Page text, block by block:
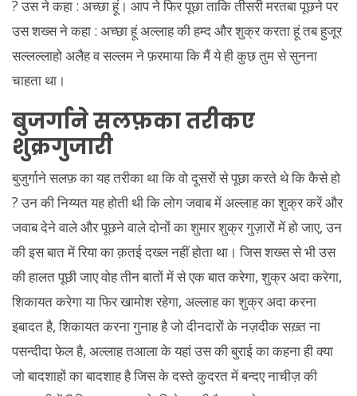
? उस ने कहा : अच्छा हूं। आप ने फिर पूछा ताकि तीसरी मरतबा पूछने पर
उस शख्स ने कहा : अच्छा हूं अल्लाह की हम्द और शुक्र करता हूं तब हुजूर
सल्लल्लाहो अलैह व सल्लम ने फ़रमाया कि मैं ये ही कुछ तुम से सुनना
चाहता था।
बुजर्गाने सलफ़का तरीकए
शुक्रगुजारी
बुजुर्गाने सलफ़ का यह तरीका था कि वो दूसरों से पूछा करते थे कि कैसे हो
? उन की निय्यत यह होती थी कि लोग जवाब में अल्लाह का शुक्र करें और
जवाब देने वाले और पूछने वाले दोनों का शुमार शुक्र गुज़ारों में हो जाए, उन
की इस बात में रिया का क़तई दख्ल नहीं होता था। जिस शख्स से भी उस
की हालत पूछी जाए वोह तीन बातों में से एक बात करेगा, शुक्र अदा करेगा,
शिकायत करेगा या फिर खामोश रहेगा, अल्लाह का शुक्र अदा करना
इबादत है, शिकायत करना गुनाह है जो दीनदारों के नज़दीक सख़्त ना
पसन्दीदा फेल है, अल्लाह तआला के यहां उस की बुराई का कहना ही क्या
जो बादशाहों का बादशाह है जिस के दस्ते कुदरत में बन्दए नाचीज़ की